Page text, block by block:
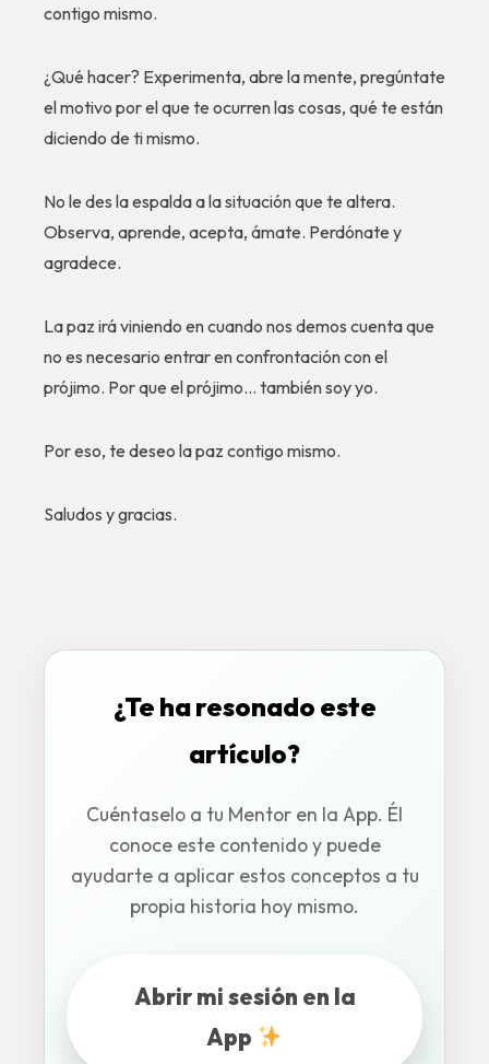
contigo mismo.
¿Qué hacer? Experimenta, abre la mente, pregúntate
el motivo por el que te ocurren las cosas, qué te están
diciendo de ti mismo.
No le des la espalda a la situación que te altera.
Observa, aprende, acepta, ámate. Perdónate y
agradece.
La paz irá viniendo en cuando nos demos cuenta que
no es necesario entrar en confrontación con el
prójimo. Por que el prójimo… también soy yo.
Por eso, te deseo la paz contigo mismo.
Saludos y gracias.
¿Te ha resonado este
artículo?
Cuéntaselo a tu Mentor en la App. Él
conoce este contenido y puede
ayudarte a aplicar estos conceptos a tu
propia historia hoy mismo.
Abrir mi sesión en la
App